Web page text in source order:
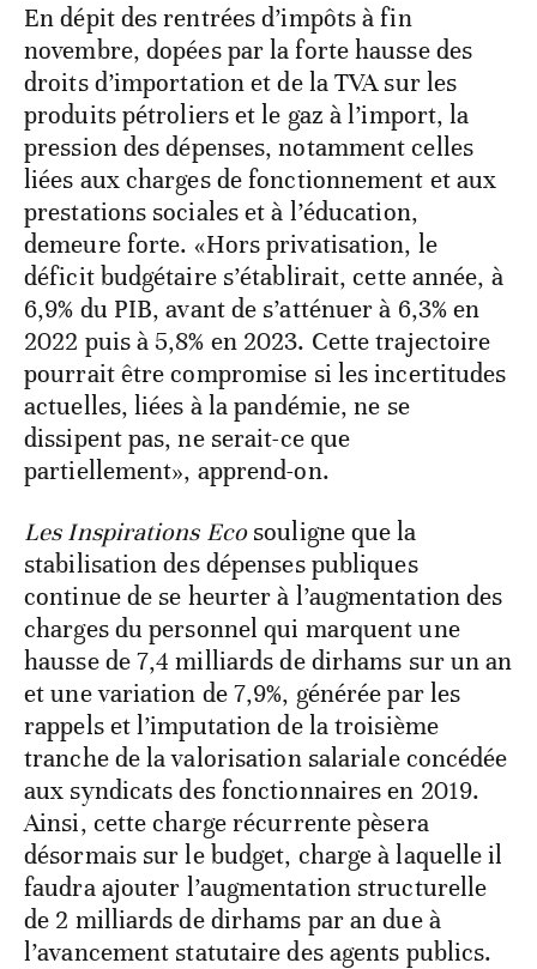
En dépit des rentrées d’impôts à fin
novembre, dopées par la forte hausse des
droits d’importation et de la TVA sur les
produits pétroliers et le gaz à l’import, la
pression des dépenses, notamment celles
liées aux charges de fonctionnement et aux
prestations sociales et à l’éducation,
demeure forte. «Hors privatisation, le
déficit budgétaire s’établirait, cette année, à
6,9% du PIB, avant de s’atténuer à 6,3% en
2022 puis à 5,8% en 2023. Cette trajectoire
pourrait être compromise si les incertitudes
actuelles, liées à la pandémie, ne se
dissipent pas, ne serait-ce que
partiellement», apprend-on.
Les Inspirations Ecosouligne que la
stabilisation des dépenses publiques
continue de se heurter à l’augmentation des
charges du personnel qui marquent une
hausse de 7,4 milliards de dirhams sur un an
et une variation de 7,9%, générée par les
rappels et l’imputation de la troisième
tranche de la valorisation salariale concédée
aux syndicats des fonctionnaires en 2019.
Ainsi, cette charge récurrente pèsera
désormais sur le budget, charge à laquelle il
faudra ajouter l’augmentation structurelle
de 2 milliards de dirhams par an due à
l’avancement statutaire des agents publics.